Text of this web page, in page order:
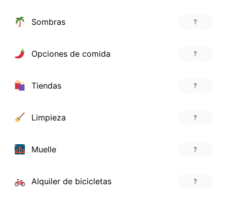
Sombras ?
Opciones de comida ?
Tiendas ?
Limpieza ?
Muelle ?
Alquiler de bicicletas ?